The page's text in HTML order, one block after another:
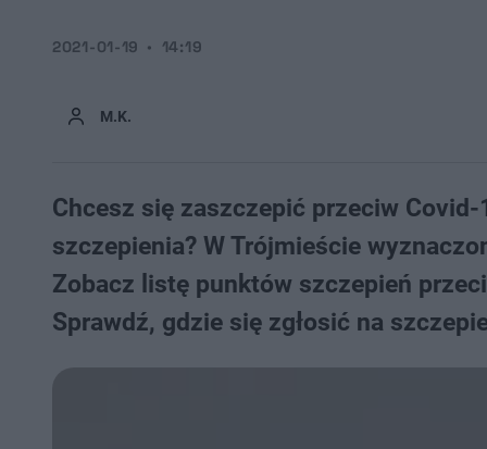
M.K.
2021-01-19 14:19
Chcesz się zaszczepić przeciw
szczepienia? W Trójmieście
Zobacz listę punktów szczepień
Sprawdź, gdzie się zgłosić na